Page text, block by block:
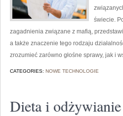
świecie.
zagadnienia związane z mafią,
a także znaczenie tego rodzaju
zrozumieć zarówno głośne sprawy, jak i
CATEGORIES: NOWE TECHNOLOGIE
Dieta i odżywianie